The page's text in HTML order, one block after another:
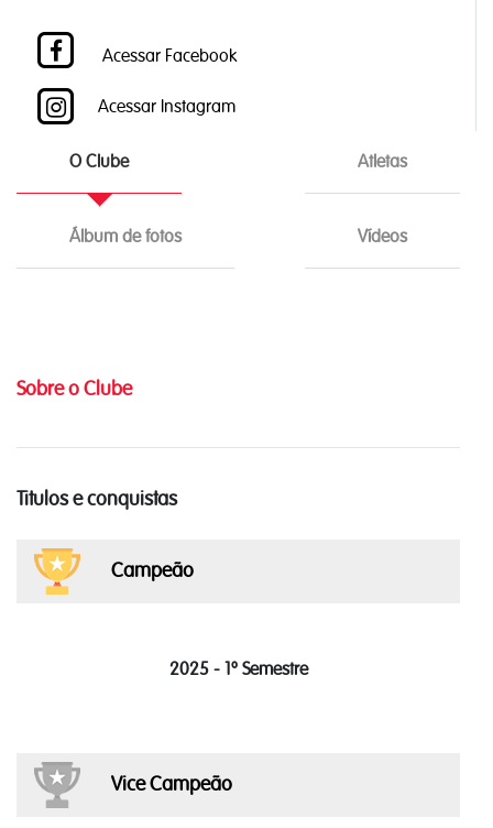
Acessar Facebook
Acessar Instagram
O Clube Atletas
Álbum de fotos Vídeos
Sobre o Clube
Titulos e conquistas
Campeão
2025 - 1º Semestre
Vice Campeão